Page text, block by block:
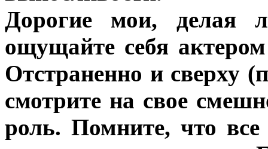
Дорогие мои, делая
ощущайте себя
Отстраненно и сверху
смотрите на свое
роль. Помните, что